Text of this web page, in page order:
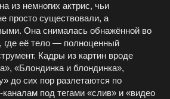
из немногих актрис, чьи
просто существовали, а
Она снималась обнажённой во
её тело — полноценный
Кадры из картин вроде
«Блондинка и блондинка»,
до сих пор разлетаются по
под тегами «слив» и «видео